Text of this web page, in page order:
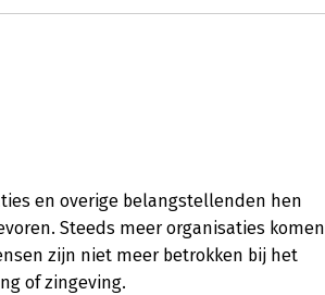
en overige belangstellenden hen
Steeds meer organisaties komen
zijn niet meer betrokken bij het
of zingeving.